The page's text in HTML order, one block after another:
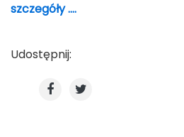
szczegóły ....
Udostępnij: